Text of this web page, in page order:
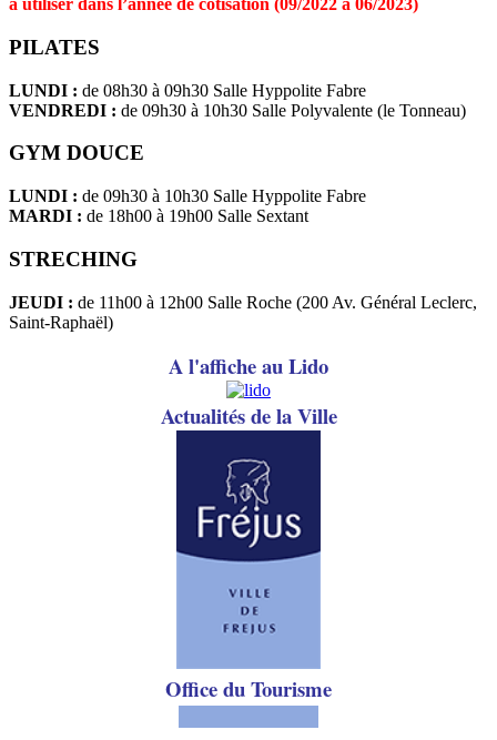
à utiliser dans l’année de cotisation (09/2022 à 06/2023)
PILATES
LUNDI : de 08h30 à 09h30 Salle Hyppolite Fabre
VENDREDI : de 09h30 à 10h30 Salle Polyvalente (le Tonneau)
GYM DOUCE
LUNDI : de 09h30 à 10h30 Salle Hyppolite Fabre
MARDI : de 18h00 à 19h00 Salle Sextant
STRECHING
JEUDI : de 11h00 à 12h00 Salle Roche (200 Av. Général Leclerc,
Saint-Raphaël)
A l'affiche au Lido
Actualités de la Ville
Office du Tourisme